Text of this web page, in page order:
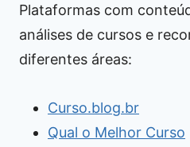
Plataformas com
análises de cursos e
diferentes áreas:
Curso.blog.br
Qual o Melhor Curso